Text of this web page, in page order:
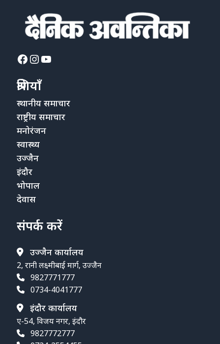
Facebook
Instagram
YouTube
श्रेणियाँ
स्थानीय समाचार
राष्ट्रीय समाचार
मनोरंजन
स्वास्थ्य
उज्जैन
इंदौर
भोपाल
देवास
संपर्क करें
उज्जैन कार्यालय
2, रानी लक्ष्मीबाई मार्ग, उज्जैन
9827771777
0734-4041777
इंदौर कार्यालय
ए-54, विजय नगर, इंदौर
9827772777